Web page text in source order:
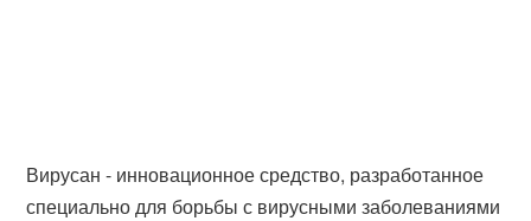
Вирусан - инновационное средство, разработанное
специально для борьбы с вирусными заболеваниями